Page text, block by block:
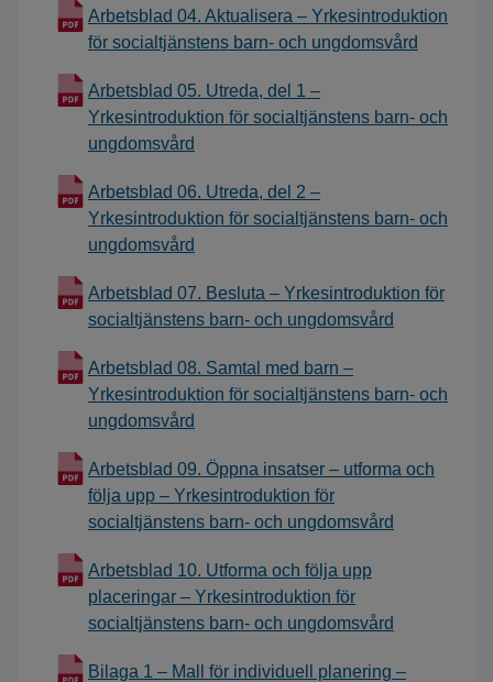
Arbetsblad 04. Aktualisera – Yrkesintroduktion
för socialtjänstens barn- och ungdomsvård
Arbetsblad 05. Utreda, del 1 –
Yrkesintroduktion för socialtjänstens barn- och
ungdomsvård
Arbetsblad 06. Utreda, del 2 –
Yrkesintroduktion för socialtjänstens barn- och
ungdomsvård
Arbetsblad 07. Besluta – Yrkesintroduktion för
socialtjänstens barn- och ungdomsvård
Arbetsblad 08. Samtal med barn –
Yrkesintroduktion för socialtjänstens barn- och
ungdomsvård
Arbetsblad 09. Öppna insatser – utforma och
följa upp – Yrkesintroduktion för
socialtjänstens barn- och ungdomsvård
Arbetsblad 10. Utforma och följa upp
placeringar – Yrkesintroduktion för
socialtjänstens barn- och ungdomsvård
Bilaga 1 – Mall för individuell planering –